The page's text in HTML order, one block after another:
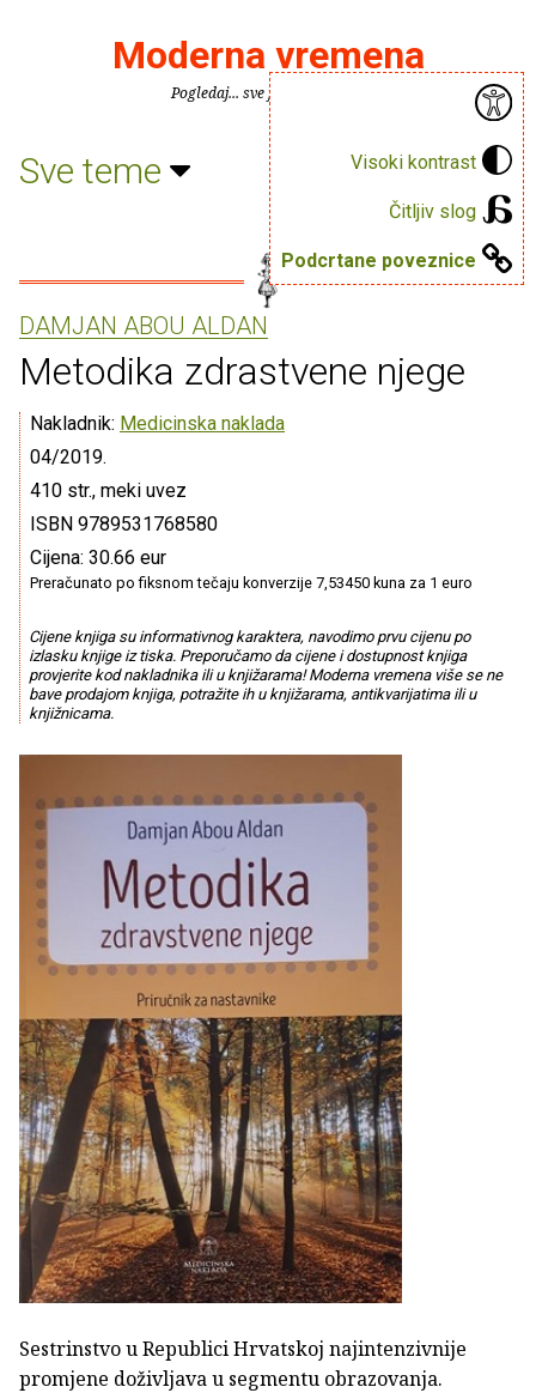
Visoki kontrast
Čitljiv slog
Podcrtane poveznice
Moderna vremena
Pogledaj... sve je puno knjiga.
Sve teme
DAMJAN ABOU ALDAN
Metodika zdrastvene njege
Nakladnik: Medicinska naklada
04/2019.
410 str., meki uvez
ISBN 9789531768580
Cijena: 30.66 eur
Preračunato po fiksnom tečaju konverzije 7,53450 kuna za 1 euro
Cijene knjiga su informativnog karaktera, navodimo prvu cijenu po
izlasku knjige iz tiska. Preporučamo da cijene i dostupnost knjiga
provjerite kod nakladnika ili u knjižarama! Moderna vremena više se ne
bave prodajom knjiga, potražite ih u knjižarama, antikvarijatima ili u
knjižnicama.
Sestrinstvo u Republici Hrvatskoj najintenzivnije
promjene doživljava u segmentu obrazovanja.